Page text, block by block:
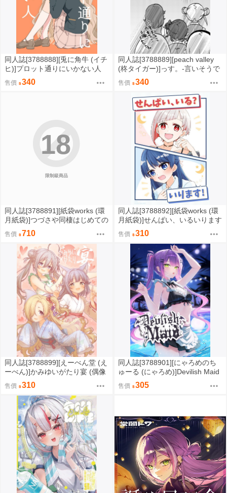
同人誌[3788888][兎に角牛 (イチ
ヒ)]プロット通りにいかない人
(蔚藍檔案)
售價 340
同人誌[3788889][peach valley
(柊タイガー)]っす。-言いそうで
言わなさそうだけど言わなささ
そう- (Love Live Superstar)
售價 340
限制級商品
18
同人誌[3788891][紙袋works (環
月紙袋)]つづさや同棲はじめての
夏合同サマーハッピーデイズ (蓮
之空女學院學園偶像俱樂部)
售價 710
同人誌[3788892][紙袋works (環
月紙袋)]せんぱい、いるいります
(蓮之空女學院學園偶像俱樂部)
售價 310
同人誌[3788899][えーべん堂 (え
ーべん)]かみゆいがたり宴 (偶像
售價 310
同人誌[3788901][にゃろめのち
ゅーる (にゃろめ)]Devilish Maid
(hololive )
售價 305